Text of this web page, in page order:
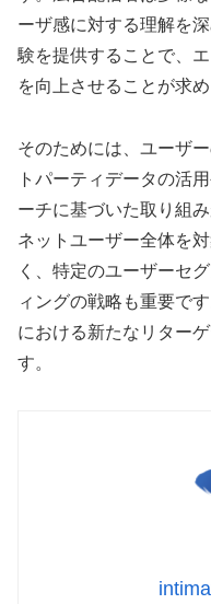
ーザ感に対する理解を
験を提供することで、
を向上させることが求め
そのためには、ユーザ
トパーティデータの活
ーチに基づいた取り組
ネットユーザー全体を
く、特定のユーザーセ
ィングの戦略も重要で
における新たなリター
す。